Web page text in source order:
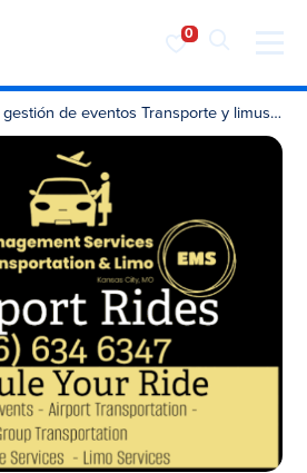
Servicios de gestión de eventos Transporte y limusinas